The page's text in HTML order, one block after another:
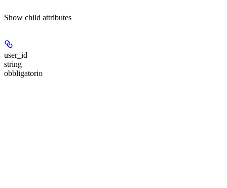
Show child attributes
user_id
string
obbligatorio